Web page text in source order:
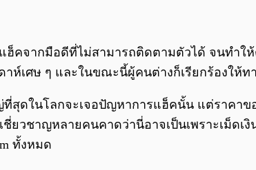
ฮ็คจากมือดีที่ไม่สามารถติดตามตัวได้ จนทำใ
ห์เศษ ๆ และในขณะนี้ผู้คนต่างก็เรียกร้องให้ท
สุดในโลกจะเจอปัญหาการแฮ็คนั้น แต่ราคา
ยวชาญหลายคนคาดว่านี่อาจเป็นเพราะเม็ด
ทั้งหมด